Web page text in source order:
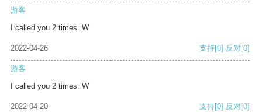
游客
I called you 2 times. W
2022-04-26 支持[0] 反对[0]
游客
I called you 2 times. W
2022-04-20 支持[0] 反对[0]